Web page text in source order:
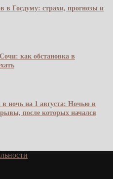
в Госдуму: страхи, прогнозы и
как обстановка в
ночь на 1 августа: Ночью в
после которых начался